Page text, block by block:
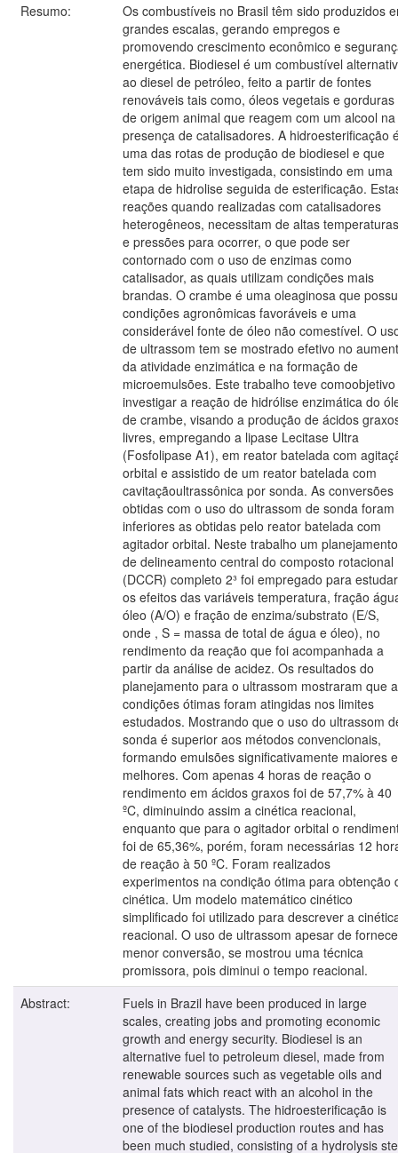
Resumo:
Os combustíveis no Brasil têm sido produzidos
grandes escalas, gerando empregos e
promovendo crescimento econômico e
energética. Biodiesel é um combustível
ao diesel de petróleo, feito a partir de fontes
renováveis tais como, óleos vegetais e gorduras
de origem animal que reagem com um alcool na
presença de catalisadores. A hidroesterificação
uma das rotas de produção de biodiesel e que
tem sido muito investigada, consistindo em uma
etapa de hidrolise seguida de esterificação.
reações quando realizadas com catalisadores
heterogêneos, necessitam de altas temperaturas
e pressões para ocorrer, o que pode ser
contornado com o uso de enzimas como
catalisador, as quais utilizam condições mais
brandas. O crambe é uma oleaginosa que
condições agronômicas favoráveis e uma
considerável fonte de óleo não comestível. O
de ultrassom tem se mostrado efetivo no
da atividade enzimática e na formação de
microemulsões. Este trabalho teve comoobjetivo
investigar a reação de hidrólise enzimática do
de crambe, visando a produção de ácidos
livres, empregando a lipase Lecitase Ultra
(Fosfolipase A1), em reator batelada com
orbital e assistido de um reator batelada com
cavitaçãoultrassônica por sonda. As conversões
obtidas com o uso do ultrassom de sonda foram
inferiores as obtidas pelo reator batelada com
agitador orbital. Neste trabalho um planejamento
de delineamento central do composto rotacional
(DCCR) completo 2³ foi empregado para estudar
os efeitos das variáveis temperatura, fração
óleo (A/O) e fração de enzima/substrato (E/S,
onde , S = massa de total de água e óleo), no
rendimento da reação que foi acompanhada a
partir da análise de acidez. Os resultados do
planejamento para o ultrassom mostraram que
condições ótimas foram atingidas nos limites
estudados. Mostrando que o uso do ultrassom
sonda é superior aos métodos convencionais,
formando emulsões significativamente maiores e
melhores. Com apenas 4 horas de reação o
rendimento em ácidos graxos foi de 57,7% à 40
ºC, diminuindo assim a cinética reacional,
enquanto que para o agitador orbital o
foi de 65,36%, porém, foram necessárias 12
de reação à 50 ºC. Foram realizados
experimentos na condição ótima para obtenção
cinética. Um modelo matemático cinético
simplificado foi utilizado para descrever a
reacional. O uso de ultrassom apesar de
menor conversão, se mostrou uma técnica
promissora, pois diminui o tempo reacional.
Abstract:
Fuels in Brazil have been produced in large
scales, creating jobs and promoting economic
growth and energy security. Biodiesel is an
alternative fuel to petroleum diesel, made from
renewable sources such as vegetable oils and
animal fats which react with an alcohol in the
presence of catalysts. The hidroesterificação is
one of the biodiesel production routes and has
been much studied, consisting of a hydrolysis